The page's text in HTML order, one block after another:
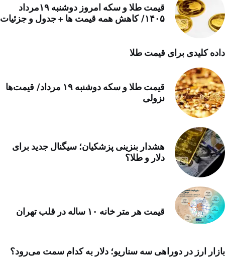
قیمت طلا و سکه امروز دوشنبه ۱۹مرداد
۱۴۰۵/ کاهش همه قیمت ها + جدول و جزئیات
داده کلیدی برای قیمت طلا
قیمت طلا و سکه دوشنبه ۱۹ مرداد/ قیمت‌ها
نزولی
هشدار بنزینی پزشکیان؛ سیگنال جدید برای
دلار و طلا؟
قیمت هر متر خانه ۱۰ ساله در قلب تهران
بازار ارز در دوراهی سه سناریو؛ دلار به کدام سمت می‌رود؟